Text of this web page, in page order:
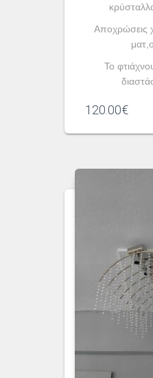
Aποχρώσεις
To
120.00€